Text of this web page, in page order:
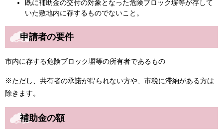
既に補助金の交付の対象となった危険ブロック塀等が存して
いた敷地内に存するものでないこと。
申請者の要件
市内に存する危険ブロック塀等の所有者であるもの
※ただし、共有者の承諾が得られない方や、市税に滞納がある方は
除きます。
補助金の額